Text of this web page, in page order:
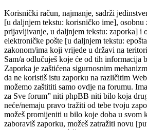
Korisnički račun, najmanje, sadrži
[u daljnjem tekstu: korisničko ime], osobnu
prijavljivanje, u daljnjem tekstu: zaporka] i
elektroničke pošte [u daljnjem tekstu:
zakonom/ima koji vrijede u državi na
Sam/a odlučuješ koje će od tih informacija
Zaporka je zaštićena sigurnosnim
da ne koristiš istu zaporku na različitim
možemo zaštititi samo ovdje na forumu.
za Sve forum” niti phpBB niti bilo koja
neće/nemaju pravo tražiti od tebe tvoju
možeš promijeniti u bilo koje doba u
zaboraviš zaporku, možeš zatražiti novu